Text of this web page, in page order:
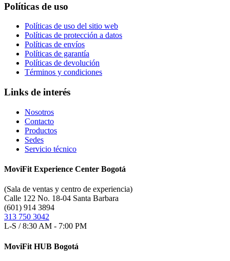
Políticas de uso
Políticas de uso del sitio web
Políticas de protección a datos
Políticas de envíos
Políticas de garantía
Políticas de devolución
Términos y condiciones
Links de interés
Nosotros
Contacto
Productos
Sedes
Servicio técnico
MoviFit Experience Center Bogotá
(Sala de ventas y centro de experiencia)
Calle 122 No. 18-04 Santa Barbara
(601) 914 3894
313 750 3042
L-S / 8:30 AM - 7:00 PM
MoviFit HUB Bogotá